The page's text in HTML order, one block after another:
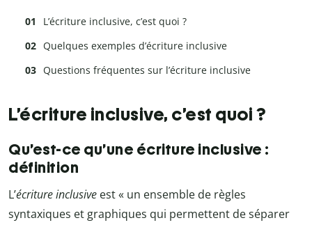
L’écriture inclusive, c’est quoi ?
Quelques exemples d’écriture inclusive
Questions fréquentes sur l’écriture inclusive
L’écriture inclusive, c’est quoi ?
Qu’est-ce qu’une écriture inclusive :
définition
L’écriture inclusive est « un ensemble de règles
syntaxiques et graphiques qui permettent de séparer